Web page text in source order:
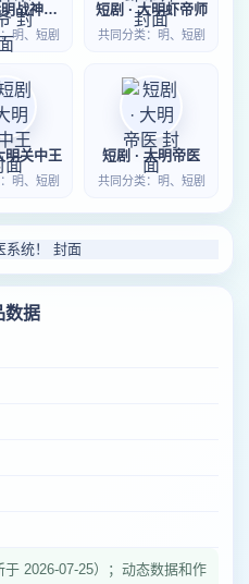
短剧 · 大明战神朱三爷
明、短剧
短剧 · 大明虾帝师
共同分类：明、短剧
明关中王
明、短剧
短剧 · 大明帝医
共同分类：明、短剧
数据
2026-07-25）；动态数据和作